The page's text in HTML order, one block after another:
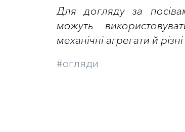
Для догляду за
можуть
механічні агрегати й
#огляди